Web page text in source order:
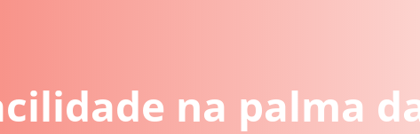
na palma